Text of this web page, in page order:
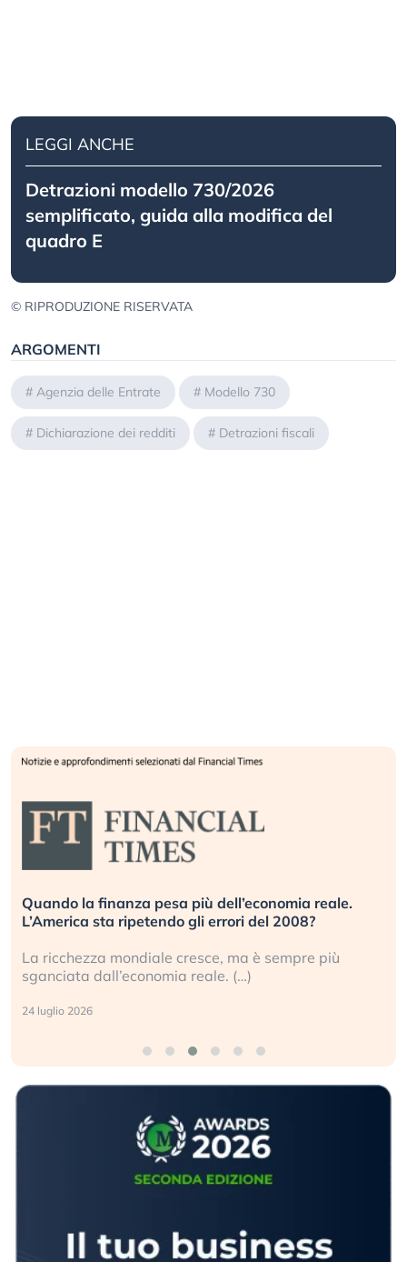
LEGGI ANCHE
Detrazioni modello 730/2026
semplificato, guida alla modifica del
quadro E
© RIPRODUZIONE RISERVATA
ARGOMENTI
# Agenzia delle Entrate # Modello 730
# Dichiarazione dei redditi # Detrazioni fiscali
Quando la finanza pesa più dell’economia reale.
L’America sta ripetendo gli errori del 2008?
La ricchezza mondiale cresce, ma è sempre più
sganciata dall’economia reale. (…)
24 luglio 2026